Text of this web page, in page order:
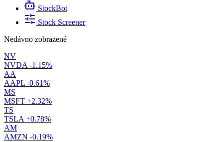
StockBot
Stock Screener
Nedávno zobrazené
NV
NVDA -1.15%
AA
AAPL -0.61%
MS
MSFT +2.32%
TS
TSLA +0.78%
AM
AMZN -0.19%